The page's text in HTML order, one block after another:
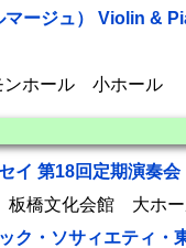
マージュ） Violin &
ホール 小ホール
イ 第18回定期演奏会
橋文化会館 大ホー
ク・ソサィエティ・